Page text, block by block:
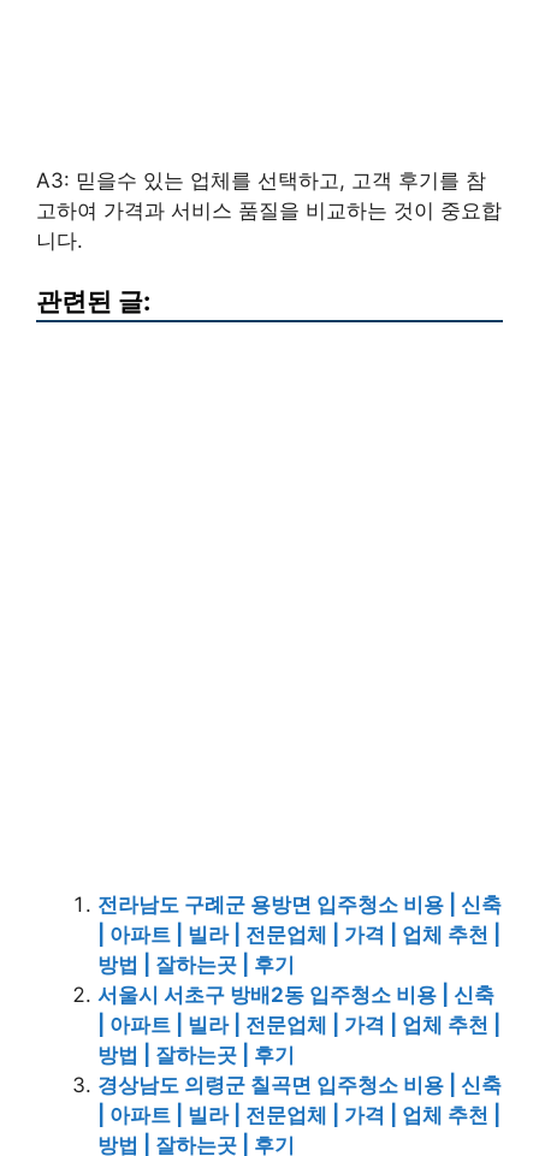
A3: 믿을수 있는 업체를 선택하고, 고객 후기를 참
고하여 가격과 서비스 품질을 비교하는 것이 중요합
니다.
관련된 글:
전라남도 구례군 용방면 입주청소 비용 | 신축
| 아파트 | 빌라 | 전문업체 | 가격 | 업체 추천 |
방법 | 잘하는곳 | 후기
서울시 서초구 방배2동 입주청소 비용 | 신축
| 아파트 | 빌라 | 전문업체 | 가격 | 업체 추천 |
방법 | 잘하는곳 | 후기
경상남도 의령군 칠곡면 입주청소 비용 | 신축
| 아파트 | 빌라 | 전문업체 | 가격 | 업체 추천 |
방법 | 잘하는곳 | 후기